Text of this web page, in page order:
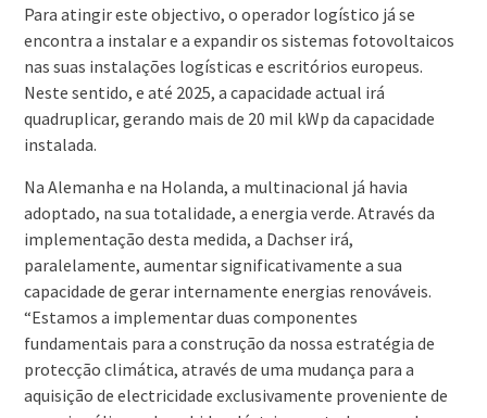
Para atingir este objectivo, o operador logístico já se
encontra a instalar e a expandir os sistemas fotovoltaicos
nas suas instalações logísticas e escritórios europeus.
Neste sentido, e até 2025, a capacidade actual irá
quadruplicar, gerando mais de 20 mil kWp da capacidade
instalada.
Na Alemanha e na Holanda, a multinacional já havia
adoptado, na sua totalidade, a energia verde. Através da
implementação desta medida, a Dachser irá,
paralelamente, aumentar significativamente a sua
capacidade de gerar internamente energias renováveis.
“Estamos a implementar duas componentes
fundamentais para a construção da nossa estratégia de
protecção climática, através de uma mudança para a
aquisição de electricidade exclusivamente proveniente de